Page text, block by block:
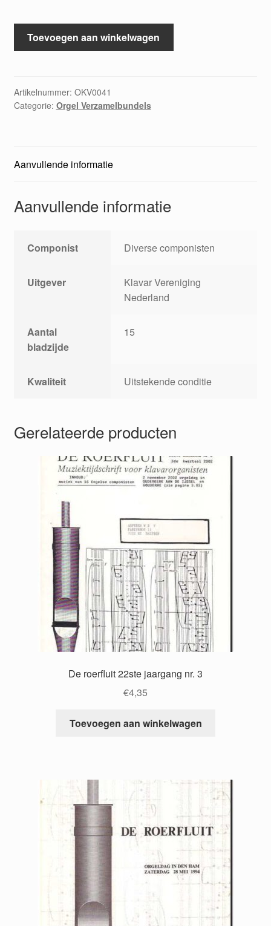
ToonToevoegen aan winkelwagen
Artikelnummer: OKV0041
Categorie: Orgel Verzamelbundels
Aanvullende informatie
Aanvullende informatie
Componist Diverse componisten
Uitgever
Klavar Vereniging
Nederland
Aantal
bladzijde
15
Kwaliteit Uitstekende conditie
Gerelateerde producten
De roerfluit 22ste jaargang nr. 3
€4,35
Toevoegen aan winkelwagen